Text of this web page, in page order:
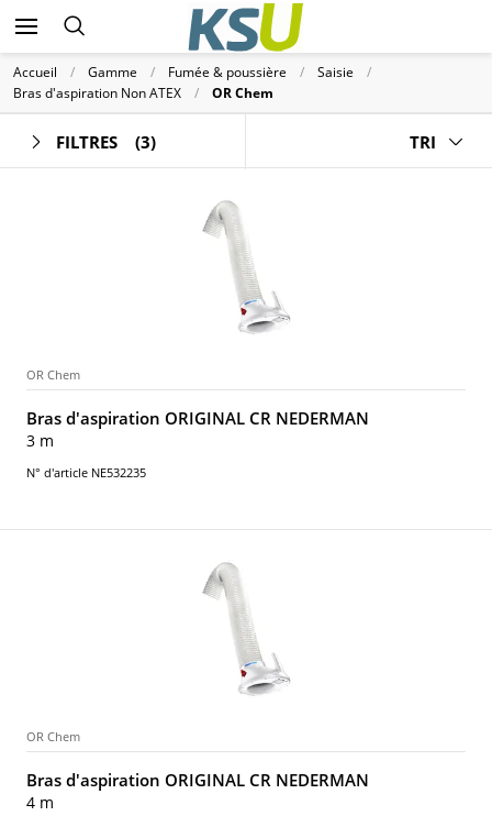
Accueil Gamme Fumée & poussière
Saisie
Bras d'aspiration Non ATEX
OR Chem
FILTRES (3) TRI
OR Chem
Bras d'aspiration ORIGINAL CR NEDERMAN
3 m
N° d'article NE532235
OR Chem
Bras d'aspiration ORIGINAL CR NEDERMAN
4 m